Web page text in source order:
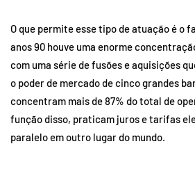
O que permite esse tipo de atuação é o
anos 90 houve uma enorme
com uma série de fusões e aquisições
o poder de mercado de cinco grandes
concentram mais de 87% do total de
função disso, praticam juros e tarifas
paralelo em outro lugar do mundo.